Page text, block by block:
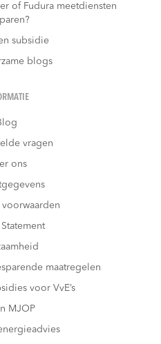
of Fudura meetdiensten
subsidie
blogs
vragen
ons
Statement
maatregelen
voor VvE’s
MJOP